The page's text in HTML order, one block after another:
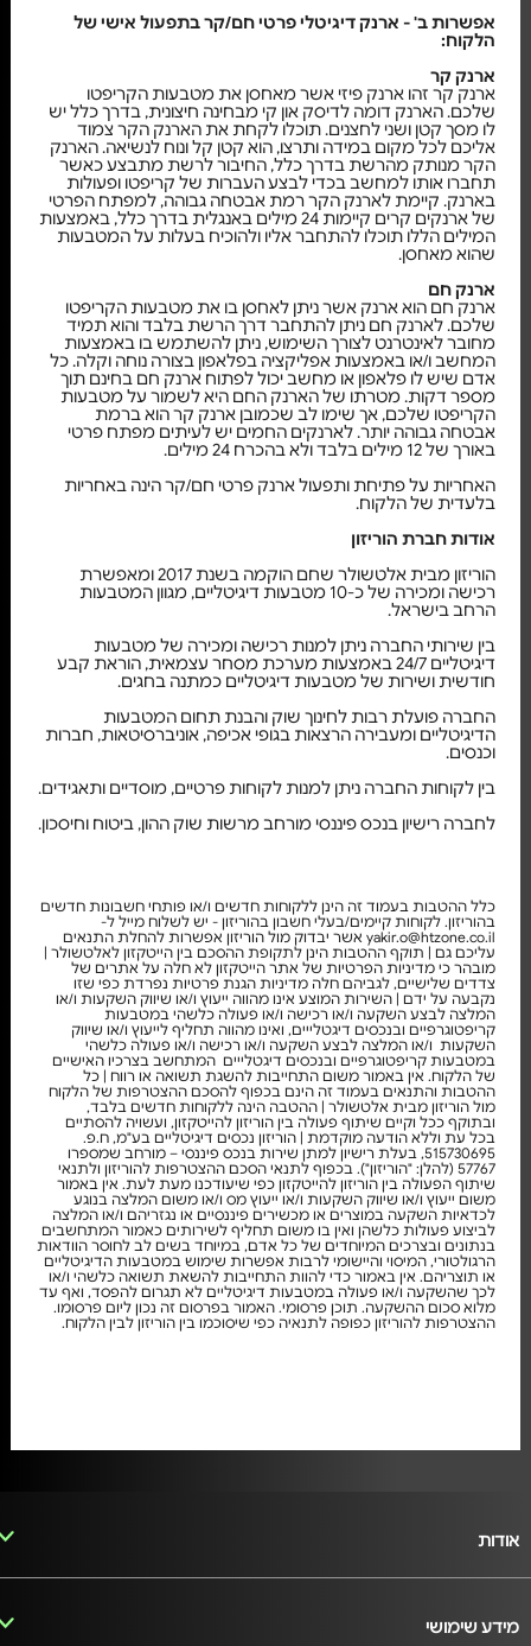
אפשרות ב' - ארנק דיגיטלי פרטי חם/קר בתפעול אישי של
הלקוח:
ארנק קר
ארנק קר זהו ארנק פיזי אשר מאחסן את מטבעות הקריפטו
שלכם. הארנק דומה לדיסק און קי מבחינה חיצונית, בדרך כלל יש
לו מסך קטן ושני לחצנים. תוכלו לקחת את הארנק הקר צמוד
אליכם לכל מקום במידה ותרצו, הוא קטן קל ונוח לנשיאה. הארנק
הקר מנותק מהרשת בדרך כלל, החיבור לרשת מתבצע כאשר
תחברו אותו למחשב בכדי לבצע העברות של קריפטו ופעולות
בארנק. קיימת לארנק הקר רמת אבטחה גבוהה, למפתח הפרטי
של ארנקים קרים קיימות 24 מילים באנגלית בדרך כלל, באמצעות
המילים הללו תוכלו להתחבר אליו ולהוכיח בעלות על המטבעות
שהוא מאחסן.
ארנק חם
ארנק חם הוא ארנק אשר ניתן לאחסן בו את מטבעות הקריפטו
שלכם. לארנק חם ניתן להתחבר דרך הרשת בלבד והוא תמיד
מחובר לאינטרנט לצורך השימוש, ניתן להשתמש בו באמצעות
המחשב ו/או באמצעות אפליקציה בפלאפון בצורה נוחה וקלה. כל
אדם שיש לו פלאפון או מחשב יכול לפתוח ארנק חם בחינם תוך
מספר דקות. מטרתו של הארנק החם היא לשמור על מטבעות
הקריפטו שלכם, אך שימו לב שכמובן ארנק קר הוא ברמת
אבטחה גבוהה יותר. לארנקים החמים יש לעיתים מפתח פרטי
באורך של 12 מילים בלבד ולא בהכרח 24 מילים.
האחריות על פתיחת ותפעול ארנק פרטי חם/קר הינה באחריות
בלעדית של הלקוח.
אודות חברת הוריזון
הוריזון מבית אלטשולר שחם הוקמה בשנת 2017 ומאפשרת
רכישה ומכירה של כ-10 מטבעות דיגיטליים, מגוון המטבעות
הרחב בישראל.
בין שירותי החברה ניתן למנות רכישה ומכירה של מטבעות
דיגיטליים 24/7 באמצעות מערכת מסחר עצמאית, הוראת קבע
חודשית ושירות של מטבעות דיגיטליים כמתנה בחגים.
החברה פועלת רבות לחינוך שוק והבנת תחום המטבעות
הדיגיטליים ומעבירה הרצאות בגופי אכיפה, אוניברסיטאות, חברות
וכנסים.
בין לקוחות החברה ניתן למנות לקוחות פרטיים, מוסדיים ותאגידים.
לחברה רישיון בנכס פיננסי מורחב מרשות שוק ההון, ביטוח וחיסכון.
כלל ההטבות בעמוד זה הינן ללקוחות חדשים ו/או פותחי חשבונות חדשים
בהוריזון. לקוחות קיימים/בעלי חשבון בהוריזון - יש לשלוח מייל ל-
yakir.o@htzone.co.il אשר יבדוק מול הוריזון אפשרות להחלת התנאים
עליכם גם | תוקף ההטבות הינן לתקופת ההסכם בין הייטקזון לאלטשולר |
מובהר כי מדיניות הפרטיות של אתר הייטקזון לא חלה על אתרים של
צדדים שלישיים, לגביהם חלה מדיניות הגנת פרטיות נפרדת כפי שזו
נקבעה על ידם | השירות המוצע אינו מהווה ייעוץ ו/או שיווק השקעות ו/או
המלצה לבצע השקעה ו/או רכישה ו/או פעולה כלשהי במטבעות
קריפטוגרפיים ובנכסים דיגטלייים, ואינו מהווה תחליף לייעוץ ו/או שיווק
השקעות ו/או המלצה לבצע השקעה ו/או רכישה ו/או פעולה כלשהי
במטבעות קריפטוגרפיים ובנכסים דיגטלייים המתחשב בצרכיו האישיים
של הלקוח. אין באמור משום התחייבות להשגת תשואה או רווח | כל
ההטבות והתנאים בעמוד זה הינם בכפוף להסכם ההצטרפות של הלקוח
מול הוריזון מבית אלטשולר | ההטבה הינה ללקוחות חדשים בלבד,
ובתוקף ככל וקיים שיתוף פעולה בין הוריזון להייטקזון, ועשויה להסתיים
בכל עת וללא הודעה מוקדמת | הוריזון נכסים דיגיטליים בע"מ, ח.פ.
515730695, בעלת רישיון למתן שירות בנכס פיננסי – מורחב שמספרו
57767 (להלן: "הוריזון"). בכפוף לתנאי הסכם ההצטרפות להוריזון ולתנאי
שיתוף הפעולה בין הוריזון להייטקזון כפי שיעודכנו מעת לעת. אין באמור
משום ייעוץ ו/או שיווק השקעות ו/או ייעוץ מס ו/או משום המלצה בנוגע
לכדאיות השקעה במוצרים או מכשירים פיננסיים או נגזריהם ו/או המלצה
לביצוע פעולות כלשהן ואין בו משום תחליף לשירותים כאמור המתחשבים
בנתונים ובצרכים המיוחדים של כל אדם, במיוחד בשים לב לחוסר הוודאות
הרגולטורי, המיסוי והיישומי לרבות אפשרות שימוש במטבעות הדיגיטליים
או תוצריהם. אין באמור כדי להוות התחייבות להשאת תשואה כלשהי ו/או
לכך שהשקעה ו/או פעולה במטבעות דיגיטליים לא תגרום להפסד, ואף עד
מלוא סכום ההשקעה. תוכן פרסומי. האמור בפרסום זה נכון ליום פרסומו.
ההצטרפות להוריזון כפופה לתנאיה כפי שיסוכמו בין הוריזון לבין הלקוח.
אודות
מידע שימושי